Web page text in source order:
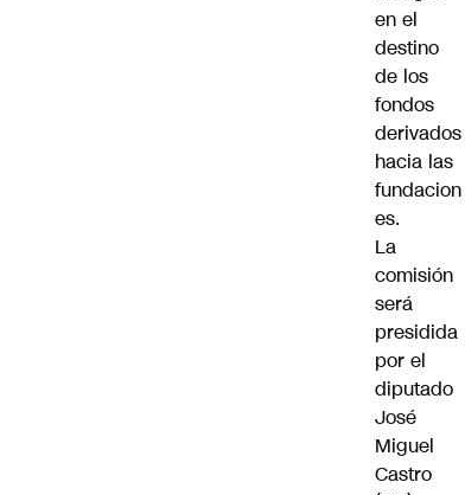
en el
destino
de los
fondos
derivados
hacia las
fundacion
es.
La
comisión
será
presidida
por el
diputado
José
Miguel
Castro